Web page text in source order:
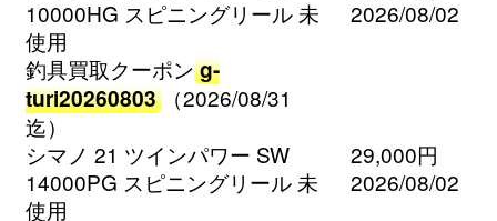
10000HG スピニングリール 未
使用
釣具買取クーポン g-
turi20260803
（2026/08/31
迄）
2026/08/02
シマノ 21 ツインパワー SW
14000PG スピニングリール 未
使用
29,000円
2026/08/02